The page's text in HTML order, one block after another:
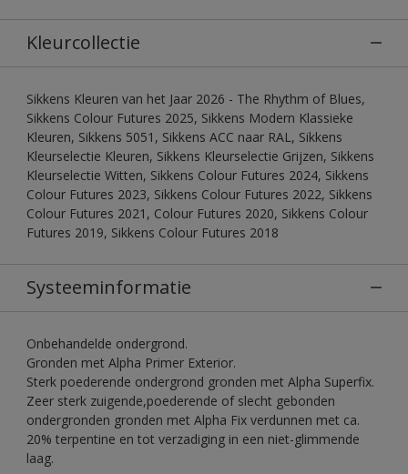
Kleurcollectie
Sikkens Kleuren van het Jaar 2026 - The Rhythm of Blues,
Sikkens Colour Futures 2025, Sikkens Modern Klassieke
Kleuren, Sikkens 5051, Sikkens ACC naar RAL, Sikkens
Kleurselectie Kleuren, Sikkens Kleurselectie Grijzen, Sikkens
Kleurselectie Witten, Sikkens Colour Futures 2024, Sikkens
Colour Futures 2023, Sikkens Colour Futures 2022, Sikkens
Colour Futures 2021, Colour Futures 2020, Sikkens Colour
Futures 2019, Sikkens Colour Futures 2018
Systeeminformatie
Onbehandelde ondergrond.
Gronden met Alpha Primer Exterior.
Sterk poederende ondergrond gronden met Alpha Superfix.
Zeer sterk zuigende,poederende of slecht gebonden
ondergronden gronden met Alpha Fix verdunnen met ca.
20% terpentine en tot verzadiging in een niet-glimmende
laag.